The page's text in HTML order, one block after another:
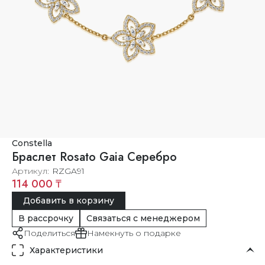
Constella
Браслет Rosato Gaia Серебро
Артикул RZGA91
114 000 ₸
Добавить в корзину
В рассрочку
Связаться с менеджером
Поделиться
Намекнуть о подарке
Характеристики